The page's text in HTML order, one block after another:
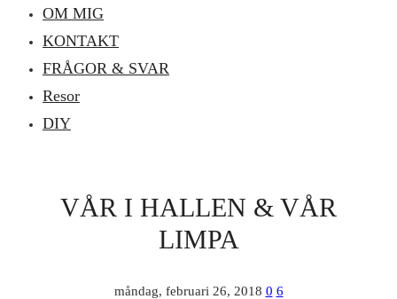
OM MIG
KONTAKT
FRÅGOR & SVAR
Resor
DIY
VÅR I HALLEN & VÅR
LIMPA
måndag, februari 26, 2018 0 6